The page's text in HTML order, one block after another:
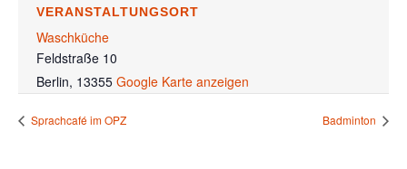
VERANSTALTUNGSORT
Waschküche
Feldstraße 10
Berlin, 13355 Google Karte anzeigen
Sprachcafé im OPZ Badminton